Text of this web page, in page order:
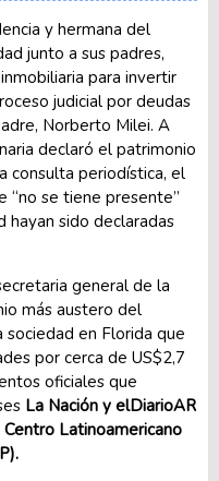
y hermana del
junto a sus padres,
para invertir
judicial por deudas
Norberto Milei. A
declaró el patrimonio
consulta periodística, el
“no se tiene presente”
hayan sido declaradas
general de la
más austero del
sociedad en Florida que
por cerca de US$2,7
oficiales que
La Nación y elDiarioAR
Centro Latinoamericano